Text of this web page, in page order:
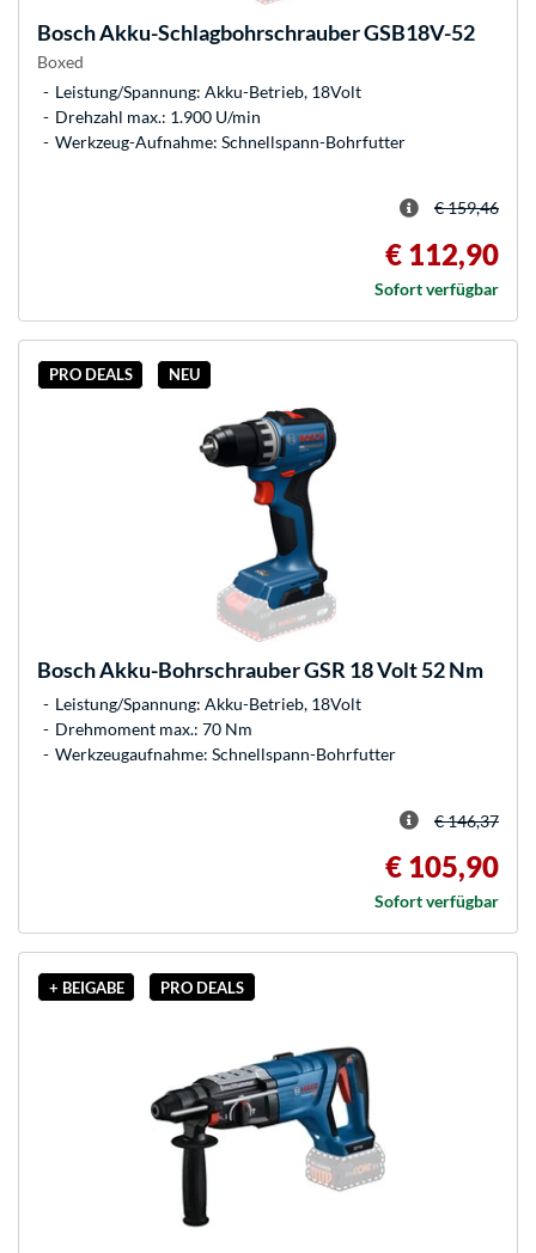
BoschAkku-Schlagbohrschrauber GSB18V-52
Boxed
Leistung/Spannung: Akku-Betrieb, 18Volt
Drehzahl max.: 1.900 U/min
Werkzeug-Aufnahme: Schnellspann-Bohrfutter
€ 159,46
€ 112,90
Sofort verfügbar
PRO DEALS NEU
BoschAkku-Bohrschrauber GSR 18 Volt 52 Nm
Leistung/Spannung: Akku-Betrieb, 18Volt
Drehmoment max.: 70 Nm
Werkzeugaufnahme: Schnellspann-Bohrfutter
€ 146,37
€ 105,90
Sofort verfügbar
+ BEIGABE PRO DEALS